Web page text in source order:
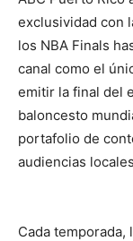
exclusividad con
los NBA Finals
canal como el
emitir la final del
baloncesto
portafolio de
audiencias
Cada temporada,